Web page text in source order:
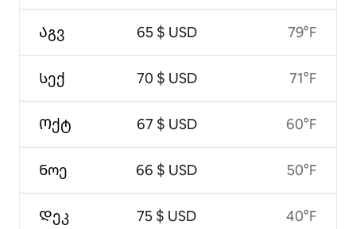
Აგვ
Სექ
Ოქტ
Ნოე
Დეკ
65 $ USD
70 $ USD
67 $ USD
66 $ USD
75 $ USD
79°F
71°F
60°F
50°F
40°F